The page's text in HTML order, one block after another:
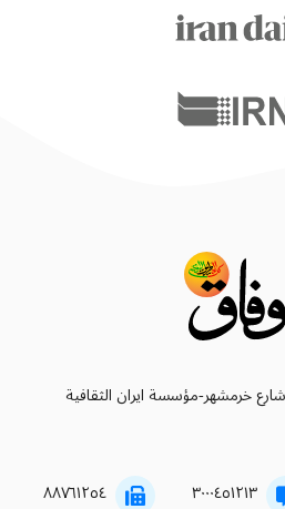
خرمشهر-مؤسسة ايران الثقافية
۳۰۰۰٤٥۱۲۱۳ ۸۸۷٦۱۲٥٤